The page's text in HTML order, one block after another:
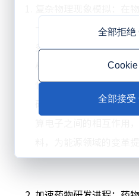
：
一把利器。许多复杂的
多体问题等，传统计算
模拟。量子计算机则借
性，能够以指数级速度
研究材料的电子结构时
全部拒绝
Cookie
全部接受